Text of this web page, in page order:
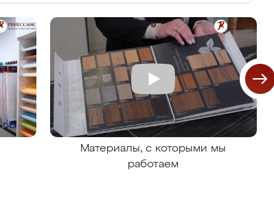
Материалы, с которыми мы
работаем